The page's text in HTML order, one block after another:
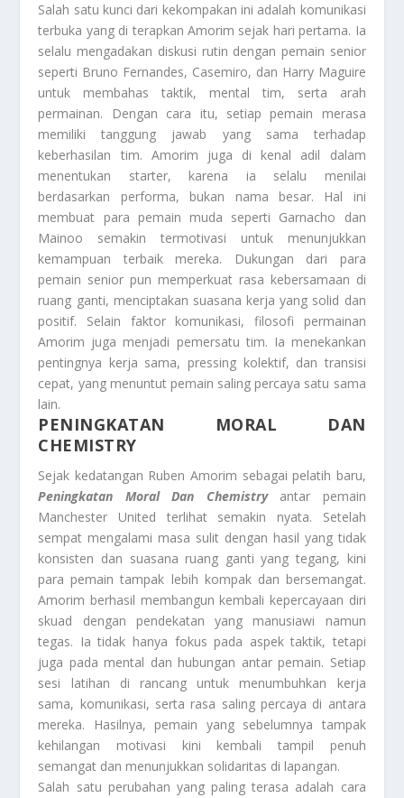
Salah satu kunci dari kekompakan ini adalah komunikasi
terbuka yang di terapkan Amorim sejak hari pertama. Ia
selalu mengadakan diskusi rutin dengan pemain senior
seperti Bruno Fernandes, Casemiro, dan Harry Maguire
untuk membahas taktik, mental tim, serta arah
permainan. Dengan cara itu, setiap pemain merasa
memiliki tanggung jawab yang sama terhadap
keberhasilan tim. Amorim juga di kenal adil dalam
menentukan starter, karena ia selalu menilai
berdasarkan performa, bukan nama besar. Hal ini
membuat para pemain muda seperti Garnacho dan
Mainoo semakin termotivasi untuk menunjukkan
kemampuan terbaik mereka. Dukungan dari para
pemain senior pun memperkuat rasa kebersamaan di
ruang ganti, menciptakan suasana kerja yang solid dan
positif. Selain faktor komunikasi, filosofi permainan
Amorim juga menjadi pemersatu tim. Ia menekankan
pentingnya kerja sama, pressing kolektif, dan transisi
cepat, yang menuntut pemain saling percaya satu sama
lain.
PENINGKATAN MORAL DAN
CHEMISTRY
Sejak kedatangan Ruben Amorim sebagai pelatih baru,
Peningkatan Moral Dan Chemistryantar pemain
Manchester United terlihat semakin nyata. Setelah
sempat mengalami masa sulit dengan hasil yang tidak
konsisten dan suasana ruang ganti yang tegang, kini
para pemain tampak lebih kompak dan bersemangat.
Amorim berhasil membangun kembali kepercayaan diri
skuad dengan pendekatan yang manusiawi namun
tegas. Ia tidak hanya fokus pada aspek taktik, tetapi
juga pada mental dan hubungan antar pemain. Setiap
sesi latihan di rancang untuk menumbuhkan kerja
sama, komunikasi, serta rasa saling percaya di antara
mereka. Hasilnya, pemain yang sebelumnya tampak
kehilangan motivasi kini kembali tampil penuh
semangat dan menunjukkan solidaritas di lapangan.
Salah satu perubahan yang paling terasa adalah cara